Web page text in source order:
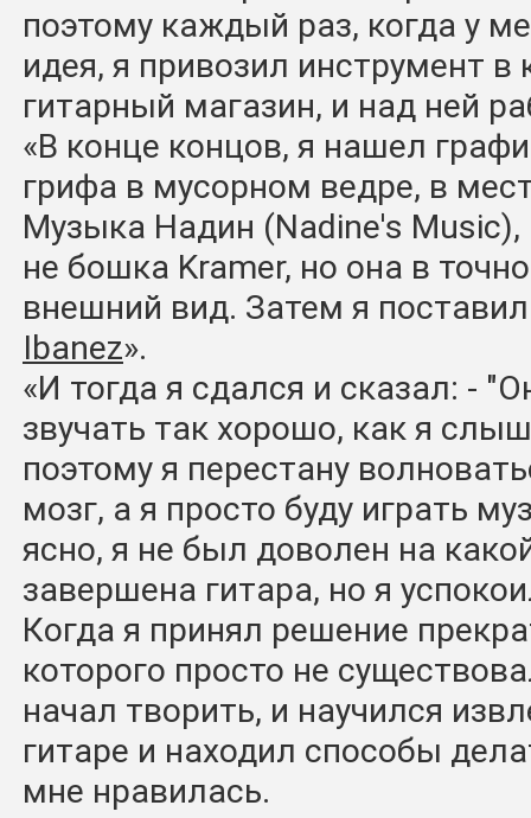
поэтому каждый раз, когда у
идея, я привозил инструмент
гитарный магазин, и над ней
«В конце концов, я нашел
грифа в мусорном ведре, в
Музыка Надин (Nadine's Music),
не бошка Kramer, но она в
внешний вид. Затем я
Ibanez».
«И тогда я сдался и сказал: -
звучать так хорошо, как я
поэтому я перестану
мозг, а я просто буду играть
ясно, я не был доволен на
завершена гитара, но я
Когда я принял решение
которого просто не
начал творить, и научился
гитаре и находил способы
мне нравилась.